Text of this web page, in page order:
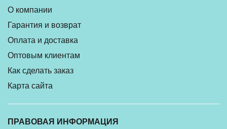
О компании
Гарантия и возврат
Оплата и доставка
Оптовым клиентам
Как сделать заказ
Карта сайта
ПРАВОВАЯ ИНФОРМАЦИЯ